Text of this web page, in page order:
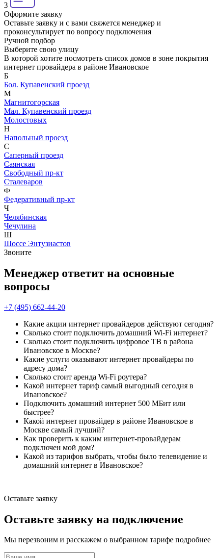
3
Оформите заявку
Оставьте заявку и с вами свяжется менеджер и
проконсультирует по вопросу подключения
Ручной подбор
Выберите свою улицу
В которой хотите посмотреть список домов в зоне покрытия
интернет провайдера в районе Ивановское
Б
Бол. Купавенский проезд
М
Магнитогорская
Мал. Купавенский проезд
Молостовых
Н
Напольный проезд
С
Саперный проезд
Саянская
Свободный пр-кт
Сталеваров
Ф
Федеративный пр-кт
Ч
Челябинская
Чечулина
Ш
Шоссе Энтузиастов
Звоните
Менеджер ответит на основные
вопросы
+7 (495) 662-44-20
Какие акции интернет провайдеров действуют сегодня?
Сколько стоит подключить домашний Wi-Fi интернет?
Сколько стоит подключить цифровое ТВ в района
Ивановское в Москве?
Какие услуги оказывают интернет провайдеры по
адресу дома?
Сколько стоит аренда Wi-Fi роутера?
Какой интернет тариф самый выгодный сегодня в
Ивановское?
Подключить домашний интернет 500 МБит или
быстрее?
Какой интернет провайдер в районе Ивановское в
Москве самый лучший?
Как проверить к каким интернет-провайдерам
подключен мой дом?
Какой из тарифов выбрать, чтобы было телевидение и
домашний интернет в Ивановское?
Оставьте заявку
Оставьте заявку на подключение
Мы перезвоним и расскажем о выбранном тарифе подробнее